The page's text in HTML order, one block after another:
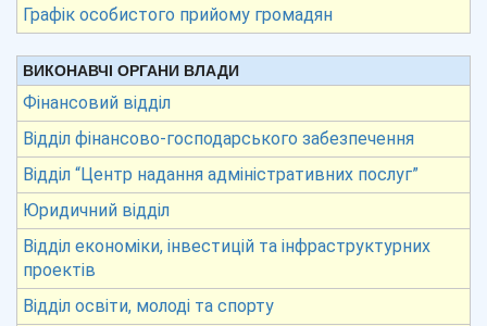
Графік особистого прийому громадян
ВИКОНАВЧІ ОРГАНИ ВЛАДИ
Фінансовий відділ
Відділ фінансово-господарського забезпечення
Відділ “Центр надання адміністративних послуг”
Юридичний відділ
Відділ економіки, інвестицій та інфраструктурних
проектів
Відділ освіти, молоді та спорту